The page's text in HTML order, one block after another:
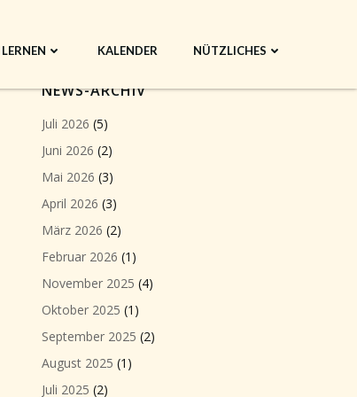
LERNEN KALENDER NÜTZLICHES
NEWS-ARCHIV
Juli 2026 (5)
Juni 2026 (2)
Mai 2026 (3)
April 2026 (3)
März 2026 (2)
Februar 2026 (1)
November 2025 (4)
Oktober 2025 (1)
September 2025 (2)
August 2025 (1)
Juli 2025 (2)